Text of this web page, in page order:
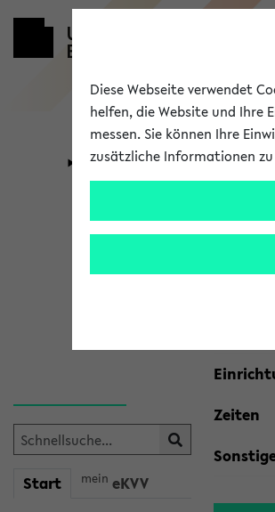
Universität
Start mein eKVV
Ihre
Zeiten
Diese Webseite verwendet
helfen, die Website und Ihre
messen. Sie können Ihre
zusätzliche Informationen zu